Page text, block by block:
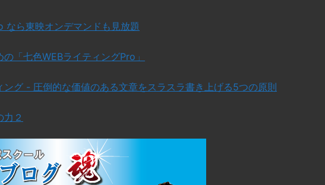
ら東映オンデマンドも見放題
「七色WEBライティングPro」
ング - 圧倒的な価値のある文章をスラスラ書き上げる5つの原則
力２